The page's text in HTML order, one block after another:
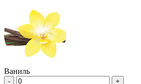
Ваниль
- +